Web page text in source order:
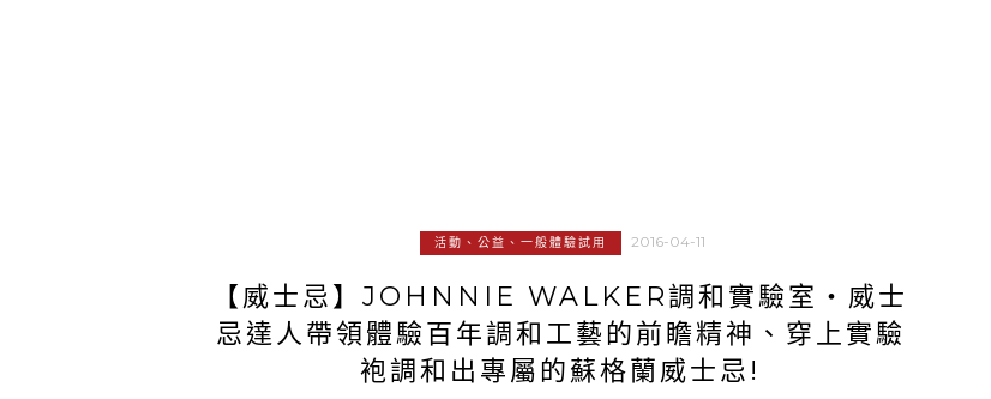
活動、公益、一般體驗試用 2016-04-11
【威士忌】JOHNNIE WALKER調和實驗室‧威士
忌達人帶領體驗百年調和工藝的前瞻精神、穿上實驗
袍調和出專屬的蘇格蘭威士忌!